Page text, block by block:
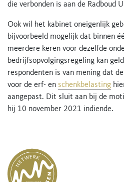
die verbonden is aan de Radboud
Ook wil het kabinet oneigenlijk
bijvoorbeeld mogelijk dat binnen
meerdere keren voor dezelfde
bedrijfsopvolgingsregeling kan
respondenten is van mening dat
voor de erf- en schenkbelasting
aangepast. Dit sluit aan bij de
hij 10 november 2021 indiende.